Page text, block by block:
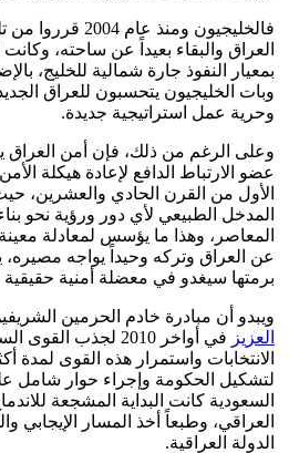
فالخليجيون ومنذ
العراق والبقاء بعيداً عن ساحته، وكانت
بمعيار النفوذ جارة شمالية للخليج،
وبات الخليجيون يتحسبون للعراق
وحرية عمل استراتيجية جديدة.
وعلى الرغم من ذلك، فإن أمن
عضو الارتباط الدافع لإعادة هيكلة
الأول من القرن الحادي والعشرين،
المدخل الطبيعي لأي دور ورؤية نحو
المعاصر، وهذا ما يؤسس لمعادلة
عن العراق وتركه وحيداً يواجه
برمتها سيغدو في معضلة أمنية حقيقية
ويبدو أن مبادرة خادم الحرمين
العزيز
في أواخر 2010 لجذب
لتشكيل الحكومة وإجراء حوار شامل
السعودية كانت البداية المشجعة
العراقي، وطبعاً أخذ المسار الإيجابي
الدولة العراقية.